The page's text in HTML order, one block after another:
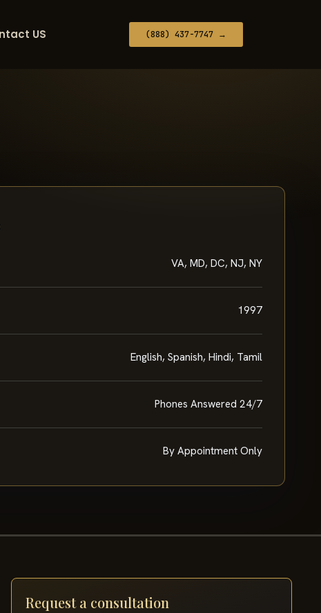
US (888) 437-7747 →
VA, MD, DC, NJ, NY
1997
English, Spanish, Hindi, Tamil
Phones Answered 24/7
By Appointment Only
Request a consultation